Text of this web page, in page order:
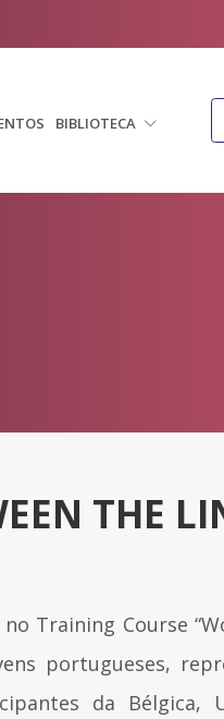
BIBLIOTECA
THE
Training Course
portugueses,
da Bélgica,